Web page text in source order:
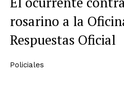
rosarino a la
Respuestas Oficial
Policiales